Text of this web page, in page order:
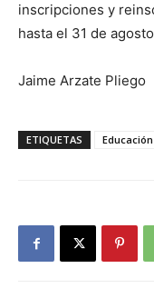
inscripciones y
hasta el 31 de
Jaime Arzate Pliego
ETIQUETAS Educación